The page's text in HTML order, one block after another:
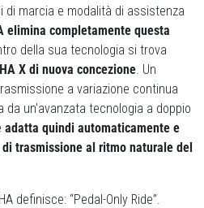
di marcia e modalità di assistenza
elimina completamente questa
della sua tecnologia si trova
X di nuova concezione. Un
a variazione continua
un’avanzata tecnologia a doppio
adatta quindi automaticamente e
trasmissione al ritmo naturale del
definisce: “Pedal-Only Ride”.